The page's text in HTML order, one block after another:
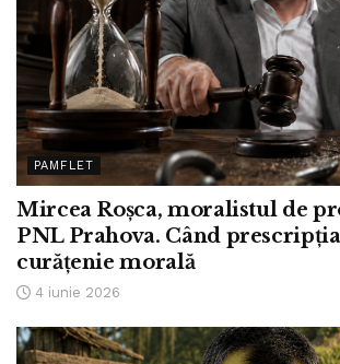
PAMFLET
Mircea Roșca, moralistul de
PNL Prahova. Când
curățenie morală
4 iunie 2026